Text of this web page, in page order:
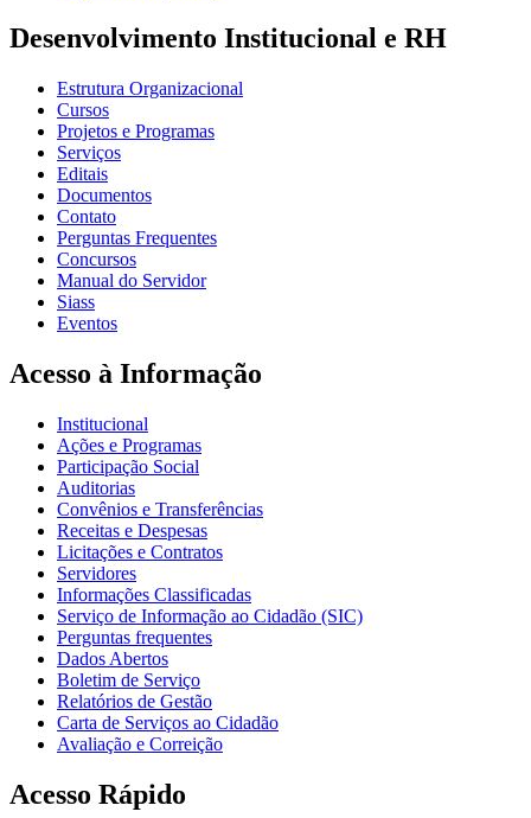
Desenvolvimento Institucional e RH
Estrutura Organizacional
Cursos
Projetos e Programas
Serviços
Editais
Documentos
Contato
Perguntas Frequentes
Concursos
Manual do Servidor
Siass
Eventos
Acesso à Informação
Institucional
Ações e Programas
Participação Social
Auditorias
Convênios e Transferências
Receitas e Despesas
Licitações e Contratos
Servidores
Informações Classificadas
Serviço de Informação ao Cidadão (SIC)
Perguntas frequentes
Dados Abertos
Boletim de Serviço
Relatórios de Gestão
Carta de Serviços ao Cidadão
Avaliação e Correição
Acesso Rápido